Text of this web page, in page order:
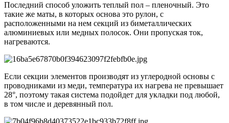
Последний способ уложить теплый пол – пленочный. Это
такие же маты, в которых основа это рулон, с
расположенными на нем секций из биметаллических
алюминиевых или медных полосок. Они пропуская ток,
нагреваются.
Если секции элементов производят из углеродной основы с
проводниками из меди, температура их нагрева не превышает
28°, поэтому такая система подойдет для укладки под любой,
в том числе и деревянный пол.